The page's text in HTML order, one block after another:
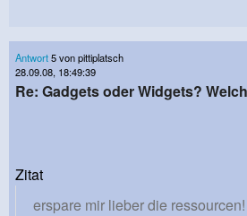
Antwort5 von pittiplatsch
28.09.08, 18:49:39
Re: Gadgets oder Widgets?
Zitat
erspare mir lieber die ressourcen!